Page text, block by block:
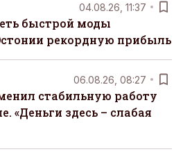
04.08.26, 11:37
быстрой моды
рекордную прибыль
06.08.26, 08:27
стабильную работу
«Деньги здесь – слабая